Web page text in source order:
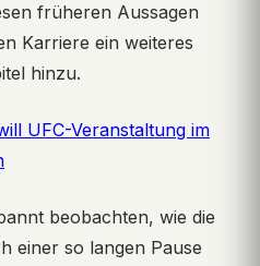
früheren Aussagen
Karriere ein weiteres
hinzu.
UFC-Veranstaltung im
beobachten, wie die
einer so langen Pause